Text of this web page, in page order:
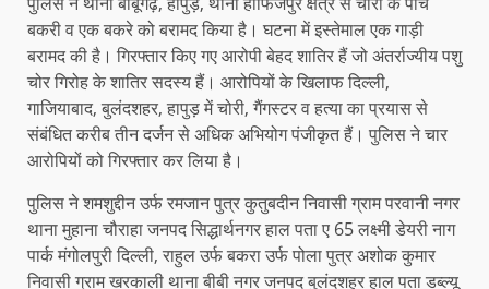
बकरी व एक बकरे को बरामद किया है। घटना में इस्तेमाल एक गाड़ी
बरामद की है। गिरफ्तार किए गए आरोपी बेहद शातिर हैं जो अंतर्राज्यीय पशु
चोर गिरोह के शातिर सदस्य हैं। आरोपियों के खिलाफ दिल्ली,
गाजियाबाद, बुलंदशहर, हापुड़ में चोरी, गैंगस्टर व हत्या का प्रयास से
संबंधित करीब तीन दर्जन से अधिक अभियोग पंजीकृत हैं। पुलिस ने चार
आरोपियों को गिरफ्तार कर लिया है।
पुलिस ने शमशुद्दीन उर्फ रमजान पुत्र कुतुबदीन निवासी ग्राम परवानी नगर
थाना मुहाना चौराहा जनपद सिद्धार्थनगर हाल पता ए 65 लक्ष्मी डेयरी नाग
पार्क मंगोलपुरी दिल्ली, राहुल उर्फ बकरा उर्फ पोला पुत्र अशोक कुमार
निवासी ग्राम खरकाली थाना बीबी नगर जनपद बुलंदशहर हाल पता डब्ल्यू